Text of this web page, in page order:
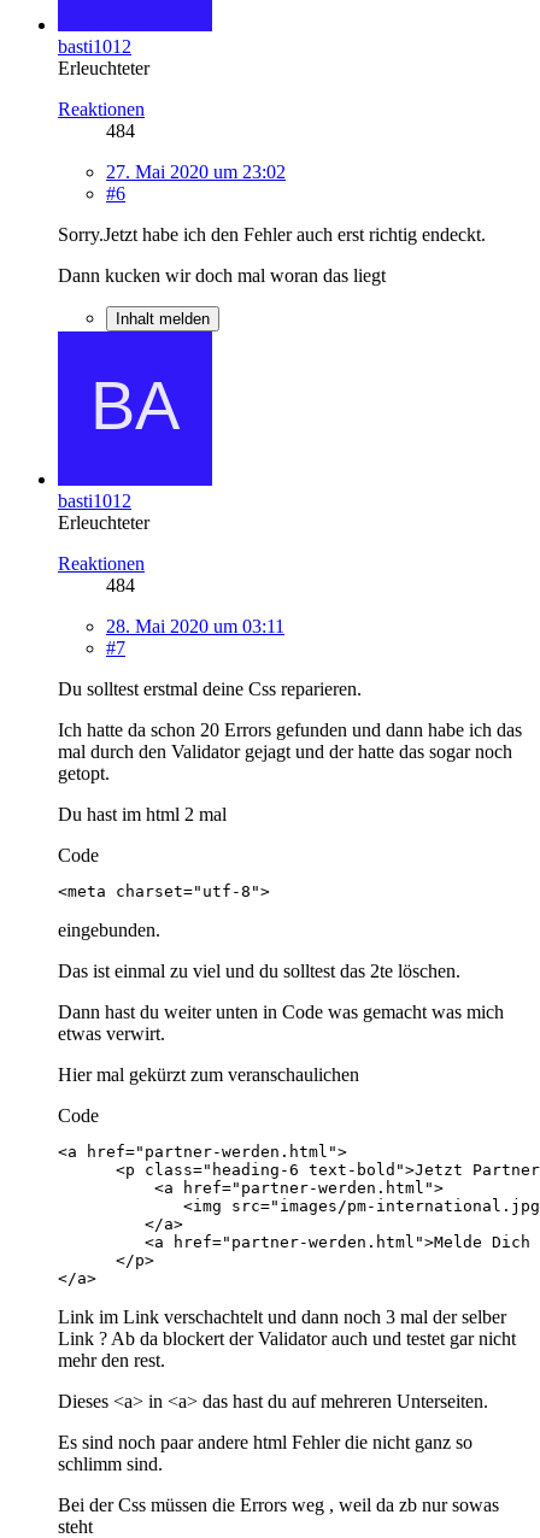
basti1012
Erleuchteter
Reaktionen
484
27. Mai 2020 um 23:02
#6
Sorry.Jetzt habe ich den Fehler auch erst richtig endeckt.
Dann kucken wir doch mal woran das liegt
Inhalt melden
basti1012
Erleuchteter
Reaktionen
484
28. Mai 2020 um 03:11
#7
Du solltest erstmal deine Css reparieren.
Ich hatte da schon 20 Errors gefunden und dann habe ich das
mal durch den Validator gejagt und der hatte das sogar noch
getopt.
Du hast im html 2 mal
Code
<meta charset="utf-8">
eingebunden.
Das ist einmal zu viel und du solltest das 2te löschen.
Dann hast du weiter unten in Code was gemacht was mich
etwas verwirt.
Hier mal gekürzt zum veranschaulichen
Code
</a>
Link im Link verschachtelt und dann noch 3 mal der selber
Link ? Ab da blockert der Validator auch und testet gar nicht
mehr den rest.
Dieses <a> in <a> das hast du auf mehreren Unterseiten.
Es sind noch paar andere html Fehler die nicht ganz so
schlimm sind.
Bei der Css müssen die Errors weg , weil da zb nur sowas
steht